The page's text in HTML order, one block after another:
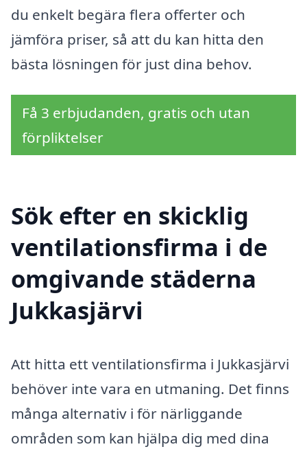
du enkelt begära flera offerter och
jämföra priser, så att du kan hitta den
bästa lösningen för just dina behov.
Få 3 erbjudanden, gratis och utan
förpliktelser
Sök efter en skicklig
ventilationsfirma i de
omgivande städerna
Jukkasjärvi
Att hitta ett ventilationsfirma i Jukkasjärvi
behöver inte vara en utmaning. Det finns
många alternativ i för närliggande
områden som kan hjälpa dig med dina